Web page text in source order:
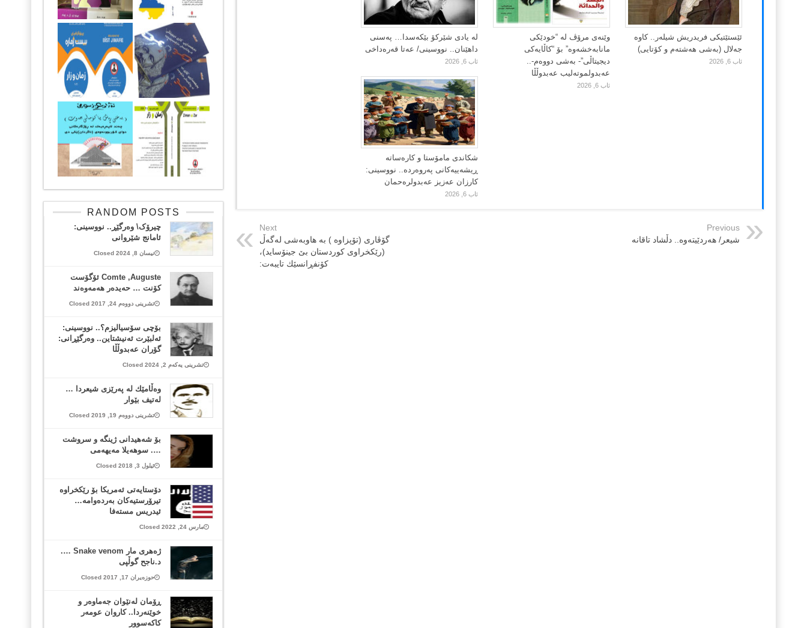
ئێستێتیکی فریدریش شیلەر.. کاوە
جەلال (بەشی هەشتەم و کۆتایی)
ئاب 6, 2026
وێنەی مرۆڤ لە “خودێکی
مانابەخشەوە” بۆ “کاڵایەکی
دیجیتاڵی”- بەشی دووەم-..
عەبدولموتەلیب عەبدوڵڵا
ئاب 6, 2026
لە یادی شێرکۆ بێکەسدا… پەسنی
داهێنان.. نووسینی/ عەتا قەرەداخی
ئاب 6, 2026
شکاندی مامۆستا و کارەساتە
ڕیشەییەکانی پەروەردە.. نووسینی:
کارزان عەزیز عەبدولرەحمان
ئاب 6, 2026
Previous
شیعر/ هەردێیتەوە.. دڵشاد تاقانە
Next
گۆڤاری (تۆپزاوە ) به‌ هاوبه‌شی له‌گه‌ڵ
(رێكخراوی كوردستان بێ‌ جینۆساید)،
كۆنفڕانسێك تایبه‌ت:
RANDOM POSTS
چیرۆک\ وەرگێڕ.. نووسینی:‌
ئامانج شێروانی
نیسان 8, 2024 Closed
Comte ,Auguste ئۆگۆست
کۆنت … حەیدەر هەمەوەند
تشرینی دووەم 24, 2017 Closed
بۆچی سۆسیالیزم؟.. نووسینی:
ئەلبێرت ئەنیشتاین.. وەرگێڕانی:
گۆران عەبدوڵڵا
تشرینی یەکەم 2, 2024 Closed
وه‌ڵامێك له‌ په‌رێزی شیعردا …
له‌تیف بێوار
تشرینی دووەم 19, 2019 Closed
بۆ شەهیدانی ژینگە و سروشت
…. سوهەیلا مەیهەمی
ئیلول 3, 2018 Closed
دۆستایەتی ئەمریکا بۆ رێکخراوە
تیرۆرستیەکان بەردەوامە…
ئیدریس مستەفا
مارس 24, 2022 Closed
ژەھری مار Snake venom ….
د.ناجح گوڵپی
حوزەیران 17, 2017 Closed
ڕۆمان لەنێوان جەماوەر و
خوێنەردا.. کاروان عومەر
کاکەسوور